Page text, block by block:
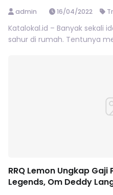
admin 16/04/2022
Katalokal.id – Banyak sekali
sahur di rumah. Tentunya
RRQ Lemon Ungkap
Legends, Om Deddy